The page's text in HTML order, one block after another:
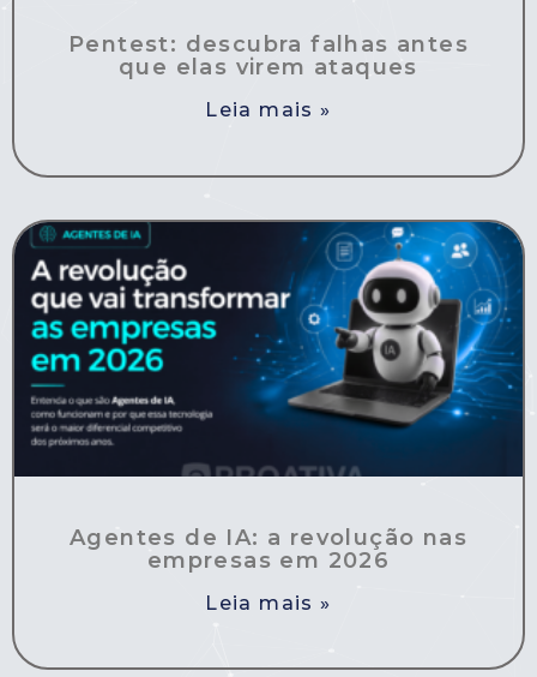
Pentest: descubra falhas antes
que elas virem ataques
Leia mais »
Agentes de IA: a revolução nas
empresas em 2026
Leia mais »